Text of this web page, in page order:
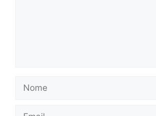
Nome
Email